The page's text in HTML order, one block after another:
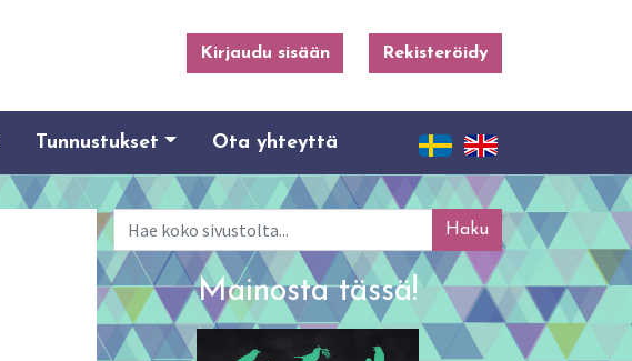
Kirjaudu sisään Rekisteröidy
Tunnustukset Ota yhteyttä
Haku
Mainosta tässä!